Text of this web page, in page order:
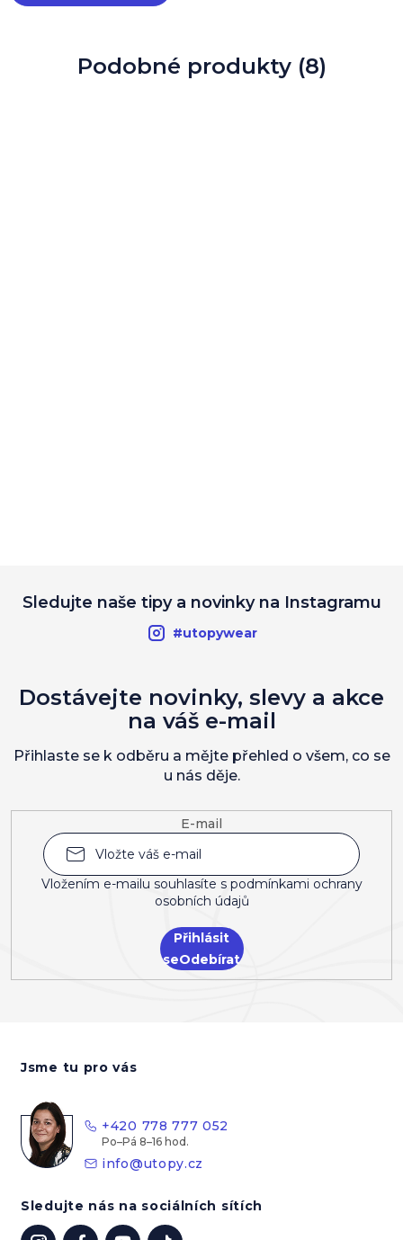
Podobné produkty (8)
Sledujte naše tipy a novinky na Instagramu
#utopywear
E-mail
Vložením e-mailu souhlasíte s podmínkami ochrany
osobních údajů
Přihlásit
se
Dostávejte novinky, slevy a akce
na váš e-mail
Přihlaste se k odběru a mějte přehled o všem, co se
u nás děje.
Jsme tu pro vás
+420 778 777 052
info@utopy.cz
Sledujte nás na sociálních sítích